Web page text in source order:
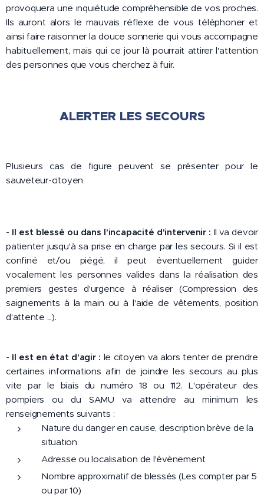
provoquera une inquiétude compréhensible de vos proches.
Ils auront alors le mauvais réflexe de vous téléphoner et
ainsi faire raisonner la douce sonnerie qui vous accompagne
habituellement, mais qui ce jour là pourrait attirer l'attention
des personnes que vous cherchez à fuir.
ALERTER LES SECOURS
Plusieurs cas de figure peuvent se présenter pour le
sauveteur-citoyen
- Il est blessé ou dans l'incapacité d'intervenir : Il va devoir
patienter jusqu'à sa prise en charge par les secours. Si il est
confiné et/ou piégé, il peut éventuellement guider
vocalement les personnes valides dans la réalisation des
premiers gestes d'urgence à réaliser (Compression des
saignements à la main ou à l'aide de vêtements, position
d'attente ...).
- Il est en état d'agir : le citoyen va alors tenter de prendre
certaines informations afin de joindre les secours au plus
vite par le biais du numéro 18 ou 112. L'opérateur des
pompiers ou du SAMU va attendre au minimum les
renseignements suivants :
Nature du danger en cause, description brève de la
situation
Adresse ou localisation de l'évènement
Nombre approximatif de blessés (Les compter par 5
ou par 10)